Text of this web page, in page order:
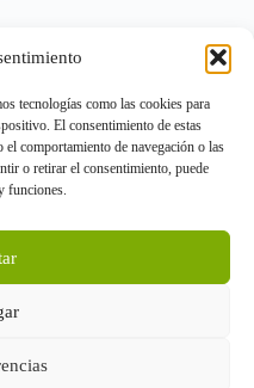
tecnologías como las cookies para
El consentimiento de estas
comportamiento de navegación o las
o retirar el consentimiento, puede
funciones.
2026 - Todos los